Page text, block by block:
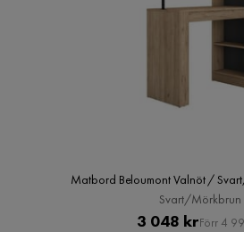
Matbord Beloumont Valnöt /
Svart/Mörkbrun
Pris
3 048 krFörr 4